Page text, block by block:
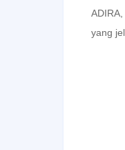
yang